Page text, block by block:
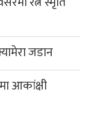
जडान
आकांक्षी